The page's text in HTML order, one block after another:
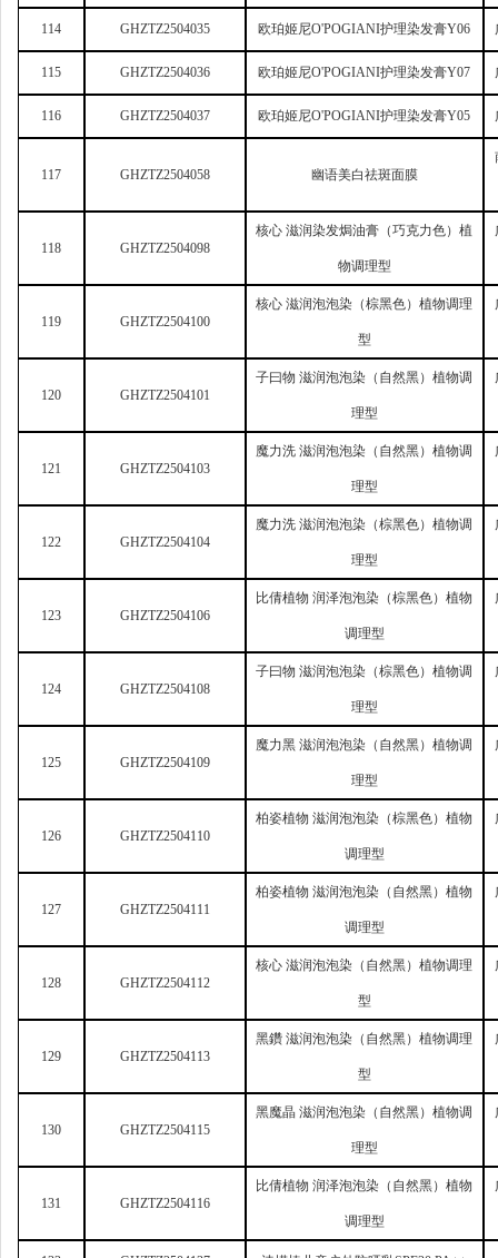
114 GHZTZ2504035 欧珀姬尼O'POGIANI护理染发膏Y06
115 GHZTZ2504036 欧珀姬尼O'POGIANI护理染发膏Y07
116 GHZTZ2504037 欧珀姬尼O'POGIANI护理染发膏Y05
117 GHZTZ2504058 幽语美白祛斑面膜
118 GHZTZ2504098
核心 滋润染发焗油膏（巧克力色）植
物调理型
119 GHZTZ2504100
核心 滋润泡泡染（棕黑色）植物调理
型
120 GHZTZ2504101
子曰物 滋润泡泡染（自然黑）植物调
理型
121 GHZTZ2504103
魔力洗 滋润泡泡染（自然黑）植物调
理型
122 GHZTZ2504104
魔力洗 滋润泡泡染（棕黑色）植物调
理型
123 GHZTZ2504106
比倩植物 润泽泡泡染（棕黑色）植物
调理型
124 GHZTZ2504108
子曰物 滋润泡泡染（棕黑色）植物调
理型
125 GHZTZ2504109
魔力黑 滋润泡泡染（自然黑）植物调
理型
126 GHZTZ2504110
柏姿植物 滋润泡泡染（棕黑色）植物
调理型
127 GHZTZ2504111
柏姿植物 滋润泡泡染（自然黑）植物
调理型
128 GHZTZ2504112
核心 滋润泡泡染（自然黑）植物调理
型
129 GHZTZ2504113
黑鑽 滋润泡泡染（自然黑）植物调理
型
130 GHZTZ2504115
黑魔晶 滋润泡泡染（自然黑）植物调
理型
131 GHZTZ2504116
比倩植物 润泽泡泡染（自然黑）植物
调理型